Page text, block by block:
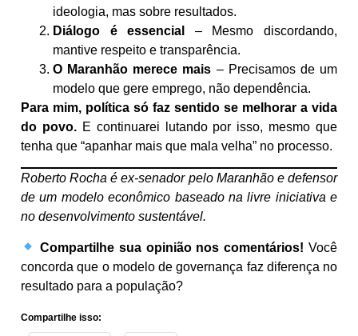
ideologia, mas sobre resultados.
Diálogo é essencial
– Mesmo discordando,
mantive respeito e transparência.
O Maranhão merece mais – Precisamos de um
modelo que gere emprego, não dependência.
Para mim, política só faz sentido se melhorar a vida
do povo.E continuarei lutando por isso, mesmo que
tenha que “apanhar mais que mala velha” no processo.
Roberto Rocha é ex-senador pelo Maranhão e defensor
de um modelo econômico baseado na livre iniciativa e
no desenvolvimento sustentável.
Compartilhe sua opinião nos comentários! Você
concorda que o modelo de governança faz diferença no
resultado para a população?
Compartilhe isso: